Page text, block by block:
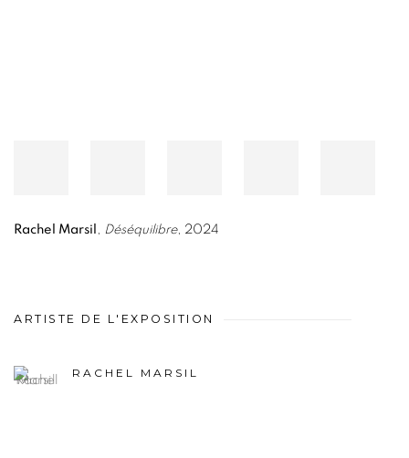
Rachel Marsil Déséquilibre, 2024
ARTISTE DE L'EXPOSITION
RACHEL MARSIL